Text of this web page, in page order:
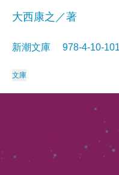
大西康之／著
新潮文庫 978-4-10-
文庫